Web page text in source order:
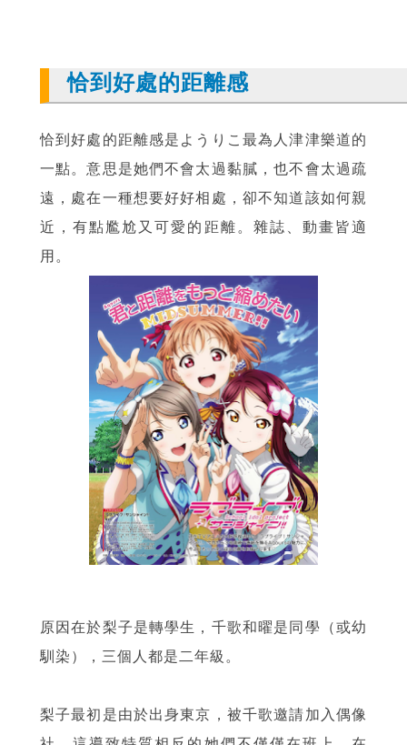
恰到好處的距離感
恰到好處的距離感是ようりこ最為人津津樂道的
一點。意思是她們不會太過黏膩，也不會太過疏
遠，處在一種想要好好相處，卻不知道該如何親
近，有點尷尬又可愛的距離。雜誌、動畫皆適
用。
原因在於梨子是轉學生，千歌和曜是同學（或幼
馴染），三個人都是二年級。
梨子最初是由於出身東京，被千歌邀請加入偶像